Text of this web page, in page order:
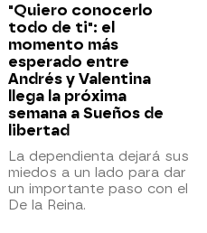
"Quiero conocerlo
todo de ti": el
momento más
esperado entre
Andrés y Valentina
llega la próxima
semana a Sueños de
libertad
La dependienta dejará sus
miedos a un lado para dar
un importante paso con el
De la Reina.